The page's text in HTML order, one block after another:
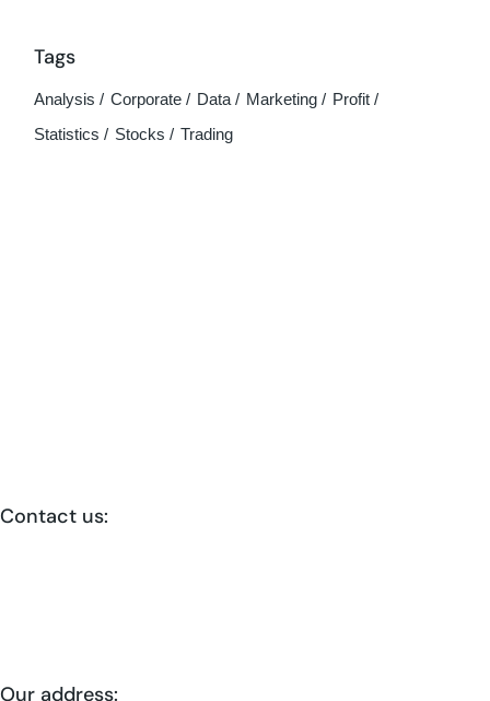
Tags
Analysis Corporate Data Marketing
Profit
Statistics
Stocks Trading
Contact us:
Our address: